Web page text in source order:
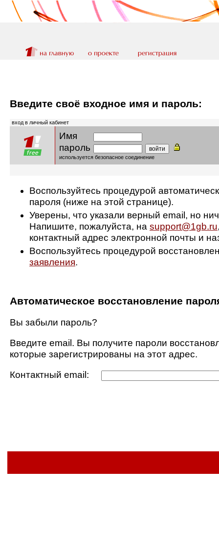
Введите своё входное имя и пароль:
вход в личный кабинет
Имя
пароль
используется безопасное соединение
Воспользуйтесь процедурой
пароля (ниже на этой странице).
Уверены, что указали верный email, но
Напишите, пожалуйста, на support@1gb.ru
контактный адрес электронной почты и
Воспользуйтесь процедурой
заявления.
Автоматическое восстановление
Вы забыли пароль?
Введите email. Вы получите пароли
которые зарегистрированы на этот адрес.
Контактный email: